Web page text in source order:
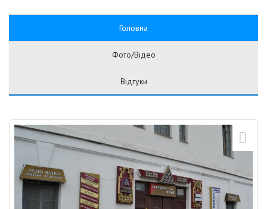
Головна
Фото/Відео
Відгуки